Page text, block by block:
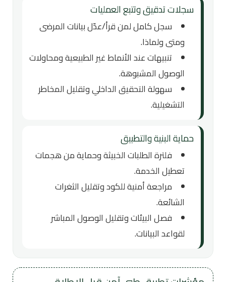
سجلات تدقيق وتتبع العمليات
سجل كامل لمن قرأ/عدّل بيانات المرضى
ومتى ولماذا.
تنبيهات عند الأنماط غير الطبيعية ومحاولات
الوصول المشبوهة.
سهولة التحقيق الداخلي وتقليل المخاطر
التشغيلية.
حماية البنية والتطبيق
فلترة الطلبات الخبيثة وحماية من هجمات
تعطيل الخدمة.
مراجعة أمنية للكود وتقليل الثغرات
الشائعة.
فصل البيئات وتقليل الوصول المباشر
لقواعد البيانات.